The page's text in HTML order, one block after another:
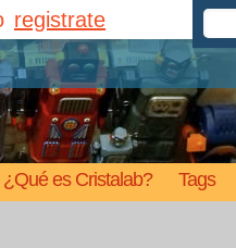
¿Qué es Cristalab? Tags
registrate